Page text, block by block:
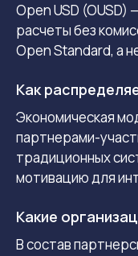
Open USD
расчеты без
Open Standard, а
Как
Экономическая
партнерами-
традиционных
мотивацию для
Какие
В состав